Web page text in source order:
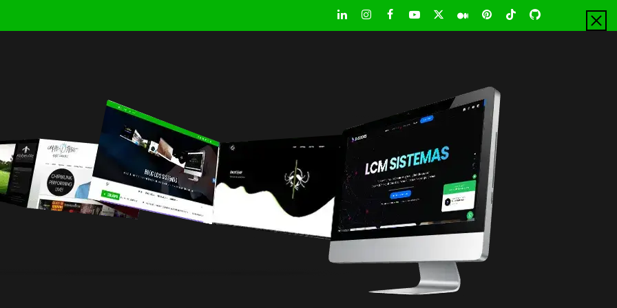
LinkedInInstagramFacebook
Youtube
X PinterestTiktokGithub